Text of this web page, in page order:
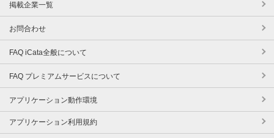
掲載企業一覧
お問合わせ
FAQ iCata全般について
FAQ プレミアムサービスについて
アプリケーション動作環境
アプリケーション利用規約